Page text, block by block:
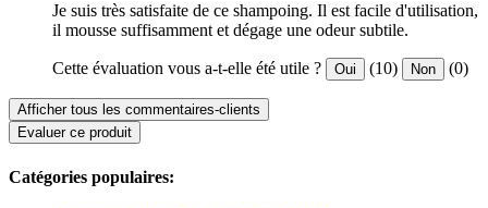
Je suis très satisfaite de ce shampoing. Il est facile d'utilisation,
il mousse suffisamment et dégage une odeur subtile.
Cette évaluation vous a-t-elle été utile ? Oui (10) Non (0)
Afficher tous les commentaires-clients
Evaluer ce produit
Catégories populaires: